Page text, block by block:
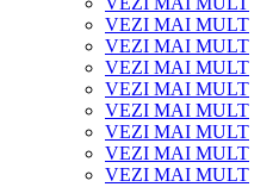
VEZI MAI MULT
VEZI MAI MULT
VEZI MAI MULT
VEZI MAI MULT
VEZI MAI MULT
VEZI MAI MULT
VEZI MAI MULT
VEZI MAI MULT